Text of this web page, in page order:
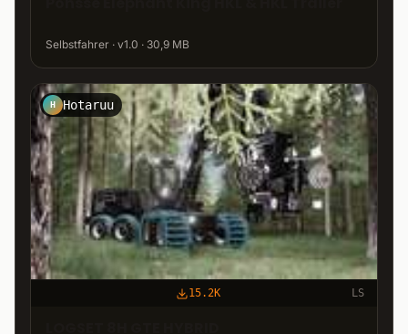
Selbstfahrer · v1.0 · 30,9 MB
H Hotaruu
15.2K LS